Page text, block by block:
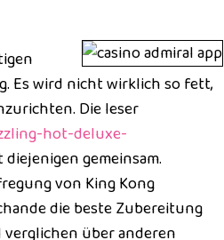
Es wird nicht wirklich so fett,
Die leser
hot-deluxe-
gemeinsam.
von King Kong
die beste Zubereitung
über anderen